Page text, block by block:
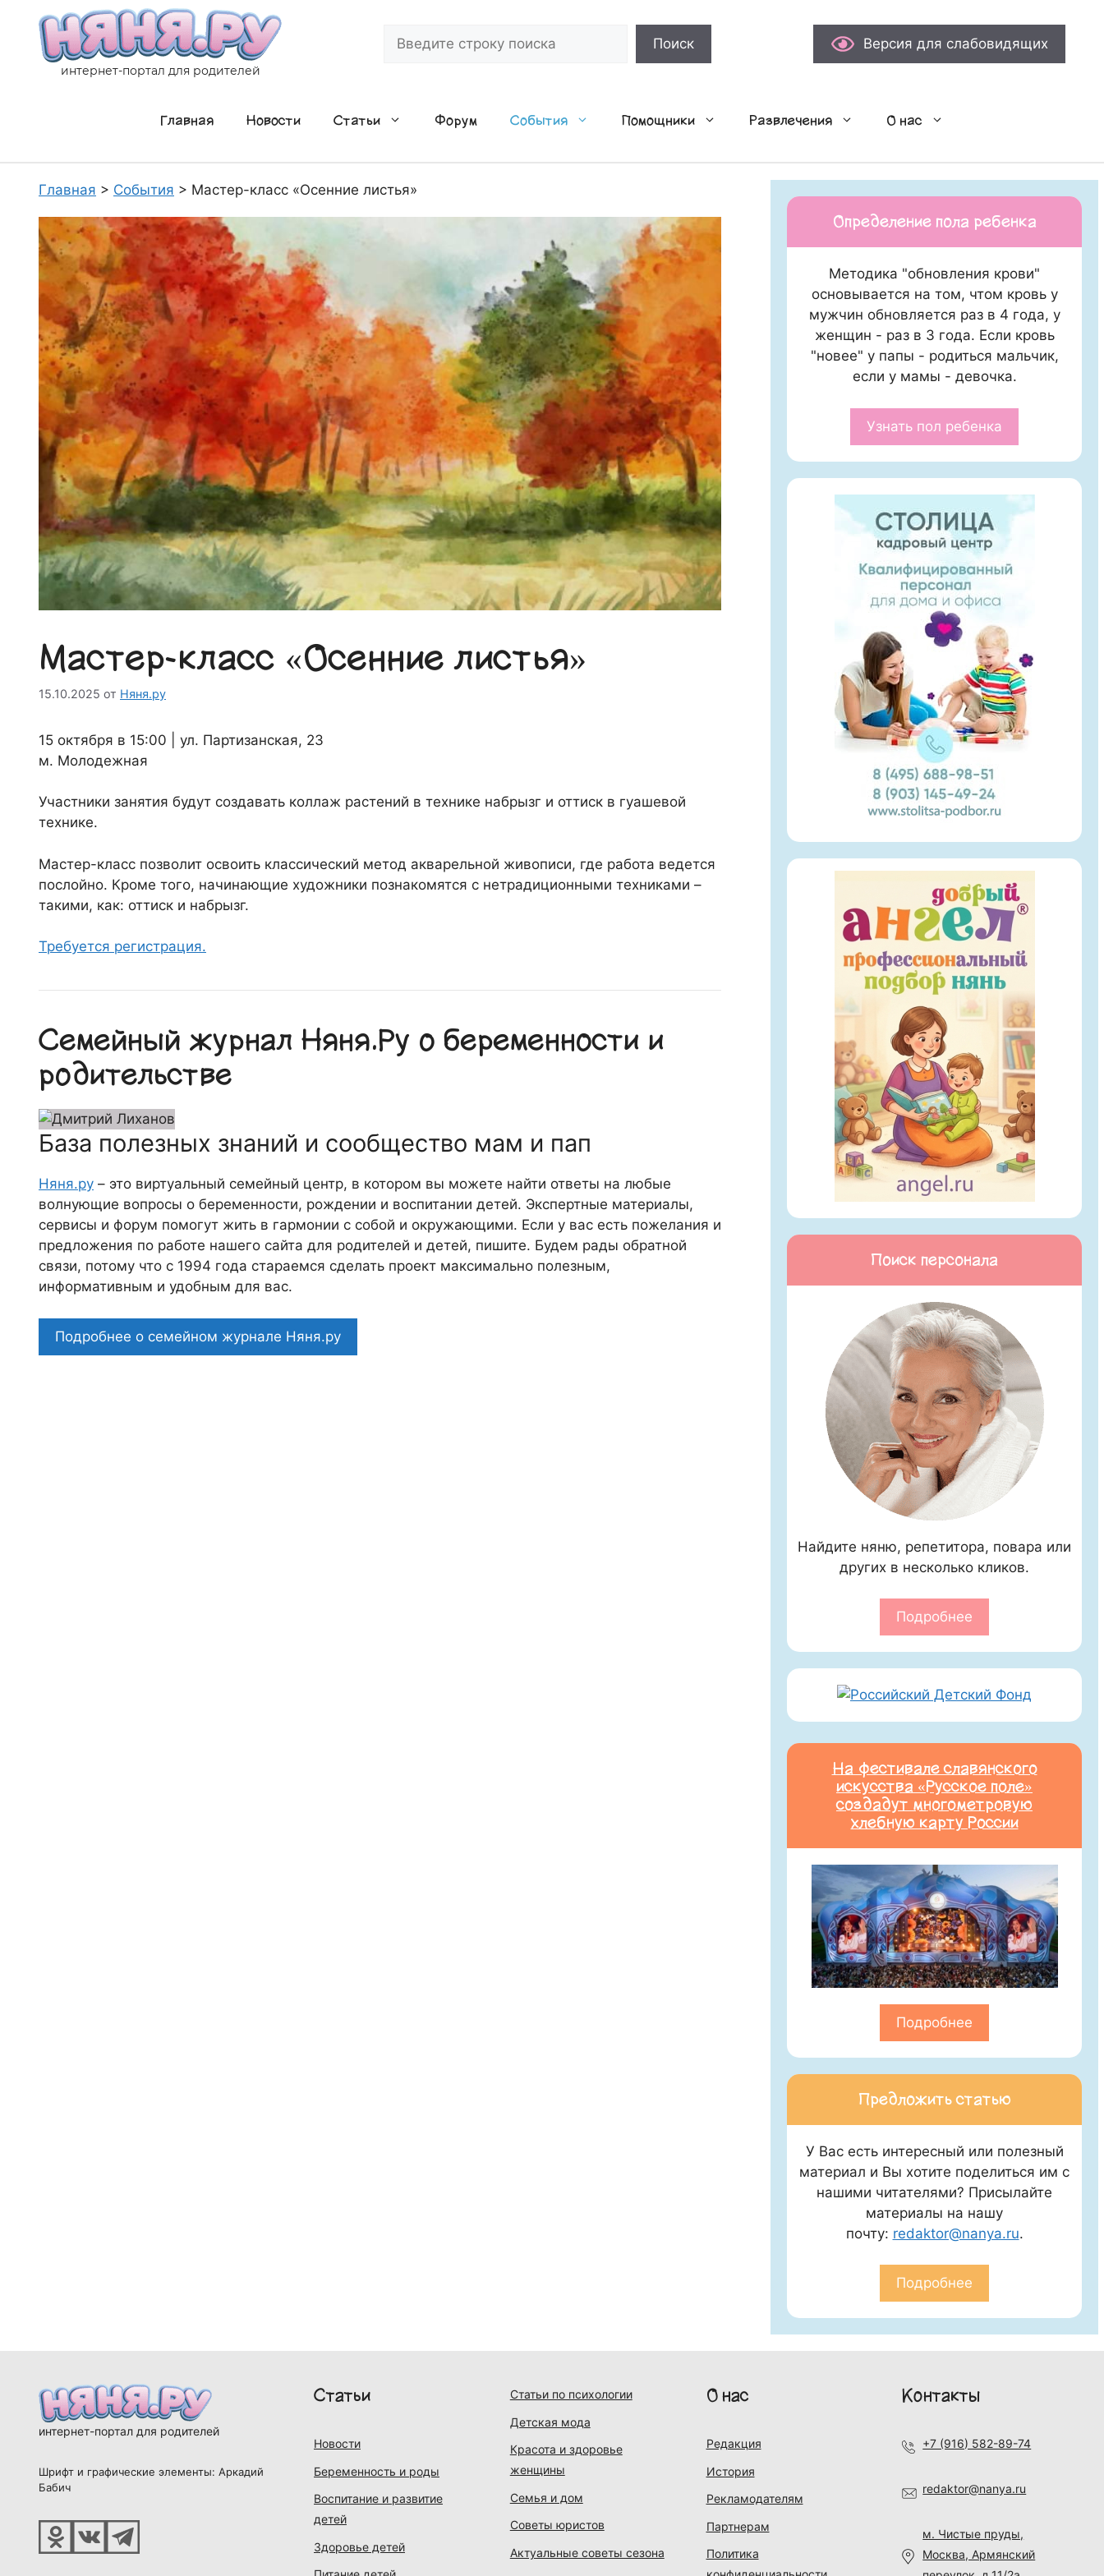
содержимому
интернет-портал для родителей
Поиск Версия для слабовидящих
Главная Новости Статьи Форум События Помощники Развлечения О нас
Главная > События > Мастер-класс «Осенние листья»
Мастер-класс «Осенние листья»
15.10.2025 от Няня.ру
15 октября в 15:00 | ул. Партизанская, 23
м. Молодежная
Участники занятия будут создавать коллаж растений в технике набрызг и оттиск в гуашевой
технике.
Мастер-класс позволит освоить классический метод акварельной живописи, где работа ведется
послойно. Кроме того, начинающие художники познакомятся с нетрадиционными техниками –
такими, как: оттиск и набрызг.
Требуется регистрация.
Семейный журнал Няня.Ру о беременности и
родительстве
База полезных знаний и сообщество мам и пап
Няня.ру – это виртуальный семейный центр, в котором вы можете найти ответы на любые
волнующие вопросы о беременности, рождении и воспитании детей. Экспертные материалы,
сервисы и форум помогут жить в гармонии с собой и окружающими. Если у вас есть пожелания и
предложения по работе нашего сайта для родителей и детей, пишите. Будем рады обратной
связи, потому что c 1994 года стараемся сделать проект максимально полезным,
информативным и удобным для вас.
Подробнее о семейном журнале Няня.ру
Определение пола ребенка
Методика "обновления крови"
основывается на том, чтом кровь у
мужчин обновляется раз в 4 года, у
женщин - раз в 3 года. Если кровь
"новее" у папы - родиться мальчик,
если у мамы - девочка.
Узнать пол ребенка
Поиск персонала
Найдите няню, репетитора, повара или
других в несколько кликов.
Подробнее
На фестивале славянского
искусства «Русское поле»
создадут многометровую
хлебную карту России
Подробнее
Предложить статью
У Вас есть интересный или полезный
материал и Вы хотите поделиться им с
нашими читателями? Присылайте
материалы на нашу
почту: redaktor@nanya.ru.
Подробнее
интернет-портал для родителей
Шрифт и графические элементы: Аркадий
Бабич
Статьи
Новости
Беременность и роды
Воспитание и развитие
детей
Здоровье детей
Статьи по психологии
Детская мода
Красота и здоровье
женщины
Семья и дом
Советы юристов
Актуальные советы сезона
О нас
Редакция
История
Рекламодателям
Партнерам
Политика
Контакты
+7 (916) 582-89-74
redaktor@nanya.ru
м. Чистые пруды,
Москва, Армянский